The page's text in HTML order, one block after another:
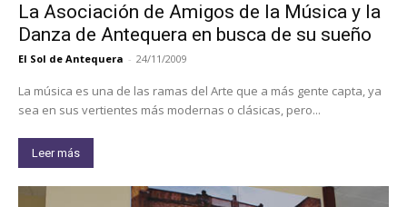
La Asociación de Amigos de la Música y la
Danza de Antequera en busca de su sueño
El Sol de Antequera - 24/11/2009
La música es una de las ramas del Arte que a más gente capta, ya
sea en sus vertientes más modernas o clásicas, pero...
Leer más